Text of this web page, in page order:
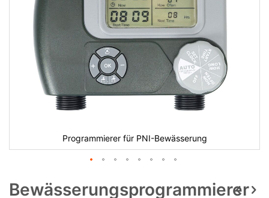
Programmierer für PNI-Bewässerung
Bewässerungsprogrammierer